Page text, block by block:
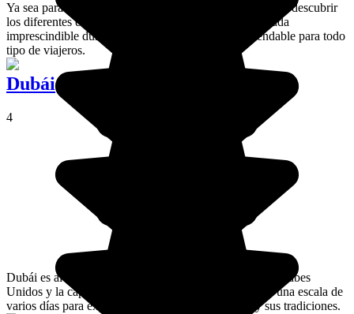
Ya sea para ir de compras, hacer deporte o, simplemente, descubrir
los diferentes espacios, el Mall of Emirates es una parada
imprescindible durante tu visita a Dubái. Es recomendable para todo
tipo de viajeros.
Dubái
4
Dubái es al mismo tiempo un emirato de los Emiratos Árabes
Unidos y la capital de este emirato. La ciudad permite una escala de
varios días para explorar su moderna exuberancia y sus tradiciones.